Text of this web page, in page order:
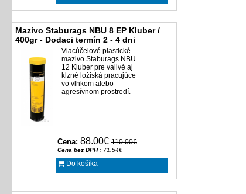
Mazivo Staburags NBU 8 EP Kluber /
400gr - Dodaci termín 2 - 4 dni
Viacúčelové plastické
mazivo Staburags NBU
12 Kluber pre valivé aj
klzné ložiská pracujúce
vo vlhkom alebo
agresívnom prostredí.
Cena: 88.00€ 110.00€
Cena bez DPH: 71.54€
Do košíka